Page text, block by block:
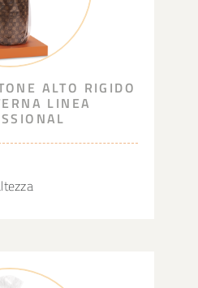
ALTO RIGIDO
LINEA